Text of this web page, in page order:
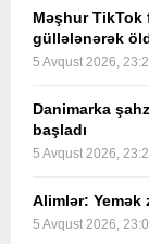
Məşhur TikTok
güllələnərək
5 Avqust 2026,
Danimarka
başladı
5 Avqust 2026,
Alimlər: Yemək
5 Avqust 2026,